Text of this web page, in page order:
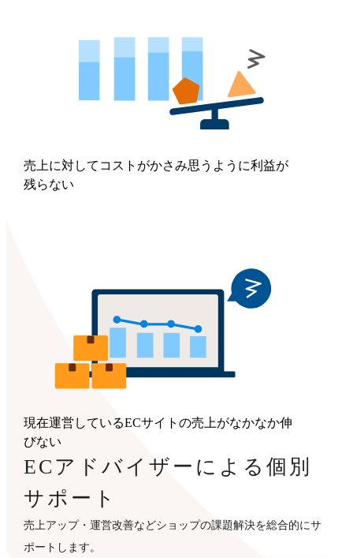
売上に対してコストがかさみ思うように利益が
残らない
現在運営しているECサイトの売上がなかなか伸
びない
ECアドバイザーによる個別
サポート
売上アップ・運営改善などショップの課題解決を総合的にサ
ポートします。